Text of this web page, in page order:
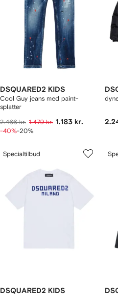
DSQUARED2 KIDS
Cool Guy jeans med paint-
splatter
2.466 kr. 1.479 kr. 1.183 kr.
-40%-20%
Specialtilbud
DSQUARED2 KIDS